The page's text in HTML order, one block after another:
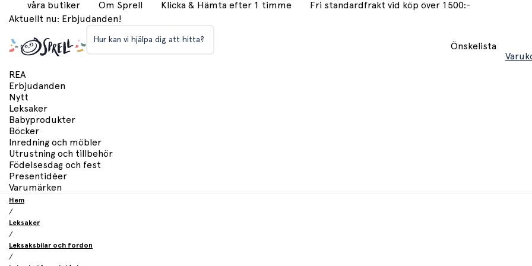
våra butiker Om Sprell Klicka & Hämta efter 1 timme
Fri standardfrakt vid köp över 1500:-
Aktuellt nu: Erbjudanden!
Hur kan vi hjälpa dig att hitta?
Önskelista
REA
Erbjudanden
Nytt
Leksaker
Babyprodukter
Böcker
Inredning och möbler
Utrustning och tillbehör
Födelsesdag och fest
Presentidéer
Varumärken
Hem
/
Leksaker
/
Leksaksbilar och fordon
/